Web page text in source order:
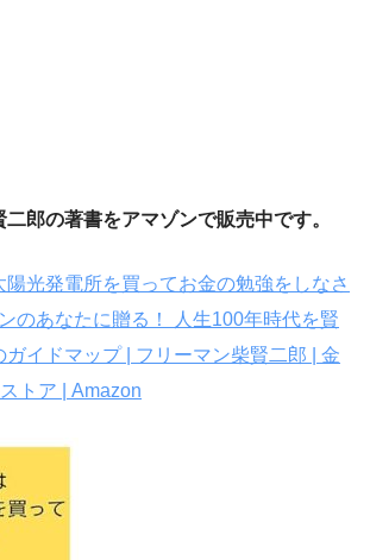
郎の著書をアマゾンで販売中です。
光発電所を買ってお金の勉強をしなさ
のあなたに贈る！ 人生100年時代を賢
ガイドマップ | フリーマン柴賢二郎 | 金
トア | Amazon